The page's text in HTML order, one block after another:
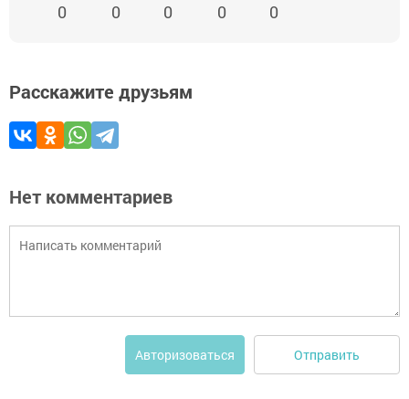
0 0 0 0 0
Расскажите друзьям
Нет комментариев
Авторизоваться Отправить